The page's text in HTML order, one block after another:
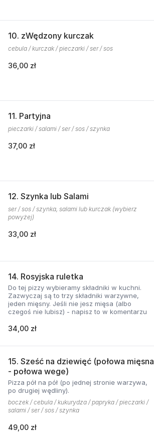
10. zWędzony kurczak
cebula / kurczak / pieczarki / ser / sos
36,00 zł
11. Partyjna
pieczarki / salami / ser / sos / szynka
37,00 zł
12. Szynka lub Salami
ser / sos / szynka, salami lub kurczak (wybierz
powyżej)
33,00 zł
14. Rosyjska ruletka
Do tej pizzy wybieramy składniki w kuchni.
Zazwyczaj są to trzy składniki warzywne,
jeden mięsny. Jeśli nie jesz mięsa (albo
czegoś nie lubisz) - napisz to w komentarzu
34,00 zł
15. Sześć na dziewięć (połowa mięsna
- połowa wege)
Pizza pół na pół (po jednej stronie warzywa,
po drugiej wędliny).
boczek / cebula / kukurydza / papryka / pieczarki /
salami / ser / sos / szynka
49,00 zł